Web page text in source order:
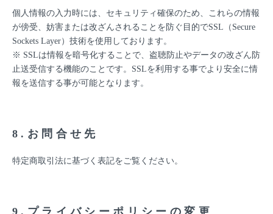
個人情報の入力時には、セキュリティ確保のため、これらの情報
が傍受、妨害または改ざんされることを防ぐ目的でSSL（Secure
Sockets Layer）技術を使用しております。
※ SSLは情報を暗号化することで、盗聴防止やデータの改ざん防
止送受信する機能のことです。SSLを利用する事でより安全に情
報を送信する事が可能となります。
8.お問合せ先
特定商取引法に基づく表記をご覧ください。
9.プライバシーポリシーの変更